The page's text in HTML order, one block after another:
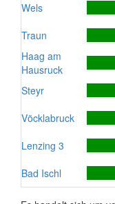
Wels
Traun
Haag am
Hausruck
Steyr
Vöcklabruck
Lenzing 3
Bad Ischl